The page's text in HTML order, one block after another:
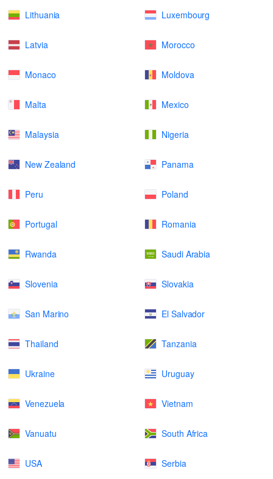
Lithuania Luxembourg
Latvia Morocco
Monaco Moldova
Malta Mexico
Malaysia Nigeria
New Zealand Panama
Peru Poland
Portugal Romania
Rwanda Saudi Arabia
Slovenia Slovakia
San Marino El Salvador
Thailand Tanzania
Ukraine Uruguay
Venezuela Vietnam
Vanuatu South Africa
USA Serbia